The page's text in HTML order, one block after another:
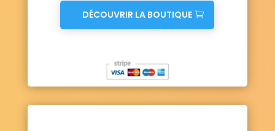
DÉCOUVRIR LA BOUTIQUE